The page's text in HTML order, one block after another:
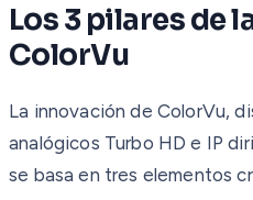
Los 3 pilares de
ColorVu
La innovación de ColorVu,
analógicos Turbo HD e IP
se basa en tres elementos